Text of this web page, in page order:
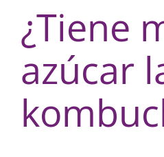
¿Tiene
azúcar